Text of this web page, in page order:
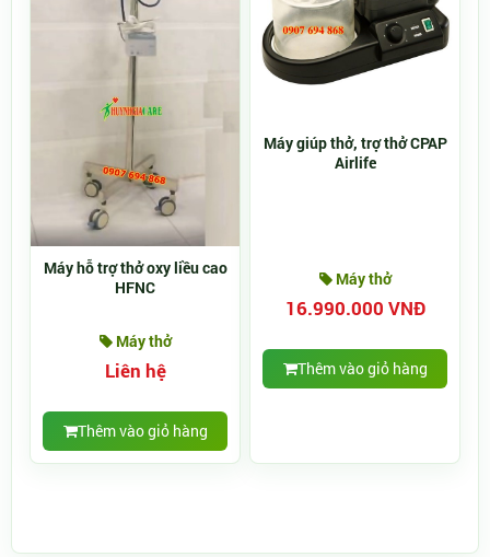
Máy hỗ trợ thở oxy liều cao
HFNC
Máy thở
Liên hệ
Thêm vào giỏ hàng
Máy giúp thở, trợ thở CPAP
Airlife
Máy thở
16.990.000 VNĐ
Thêm vào giỏ hàng